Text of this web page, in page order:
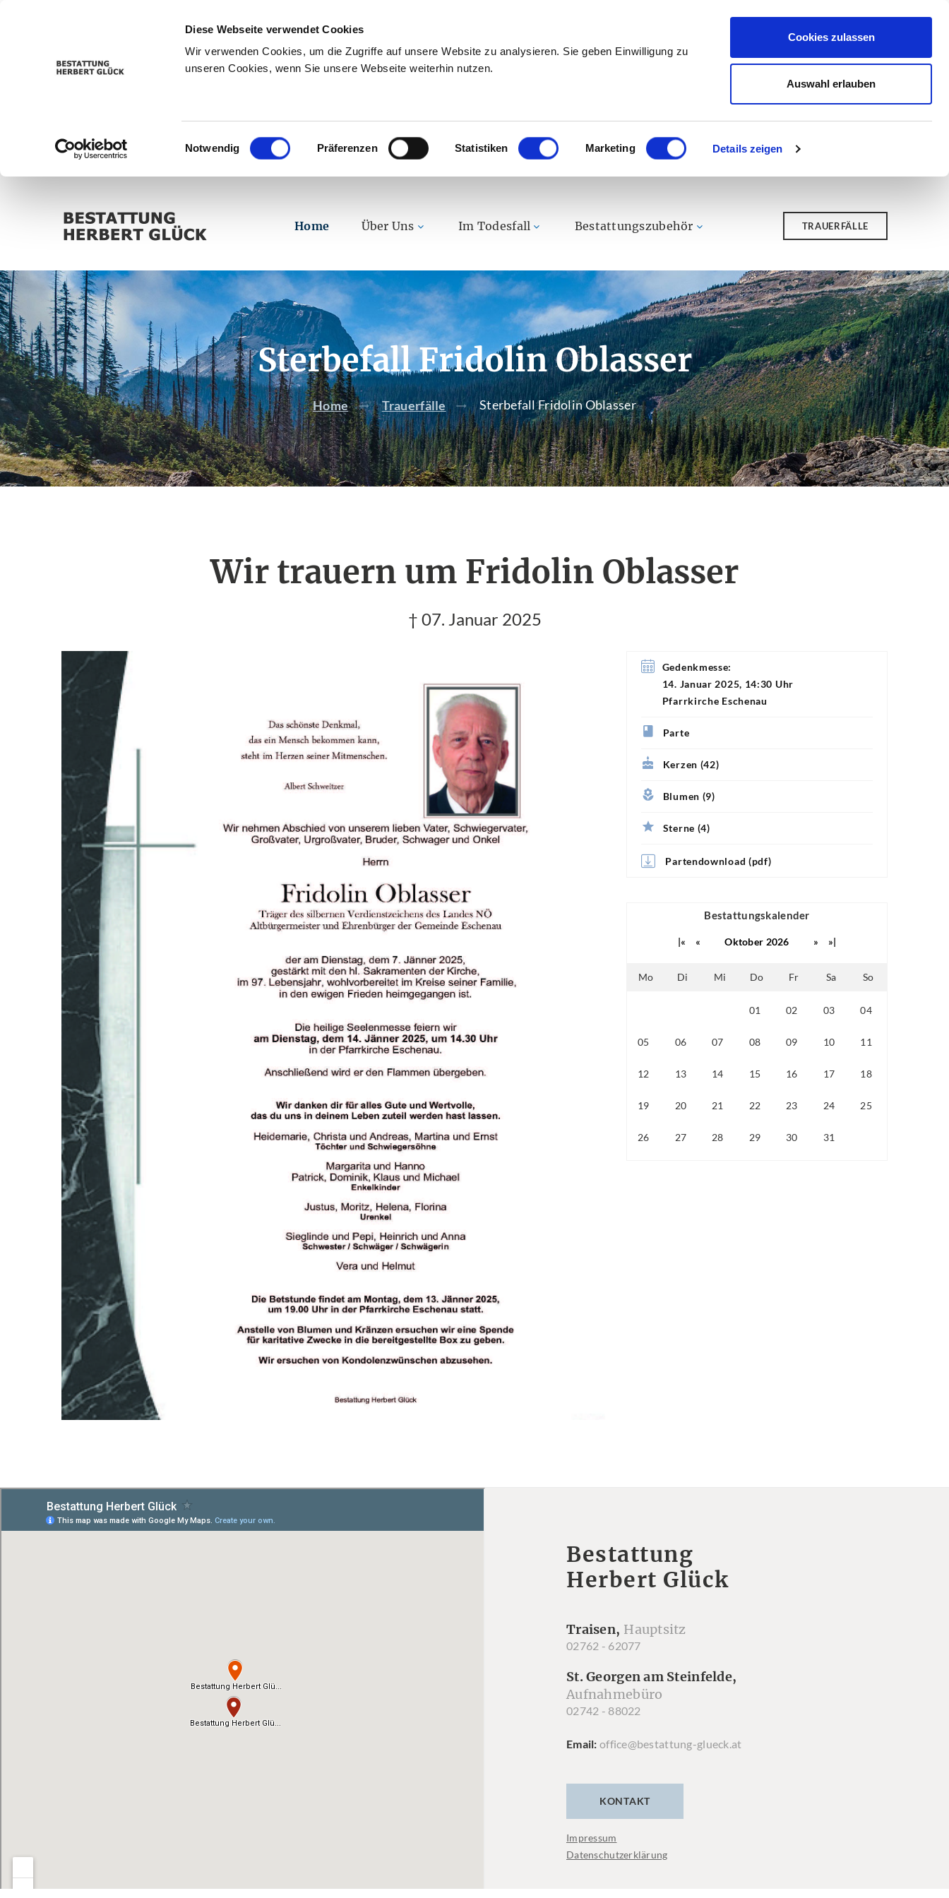
Diese Webseite verwendet Cookies
Wir verwenden Cookies, um die Zugriffe auf unsere Website zu analysieren. Sie geben Einwilligung zu
unseren Cookies, wenn Sie unsere Webseite weiterhin nutzen.
Einwilligungsauswahl
Notwendig Präferenzen Statistiken Marketing Details zeigen
Cookies zulassen
Auswahl erlauben
Home Über Uns Im Todesfall Bestattungszubehör TRAUERFÄLLE
Sterbefall Fridolin Oblasser
Home Trauerfälle Sterbefall Fridolin Oblasser
Wir trauern um Fridolin Oblasser
† 07. Januar 2025
Gedenkmesse:
14. Januar 2025, 14:30 Uhr
Pfarrkirche Eschenau
Parte
Kerzen (42)
Blumen (9)
Sterne (4)
Partendownload (pdf)
Bestattungskalender
|« « Oktober 2026 » »|
Mo Di Mi Do Fr Sa So
01 02 03 04
05 06 07 08 09 10 11
12 13 14 15 16 17 18
19 20 21 22 23 24 25
26 27 28 29 30 31
Bestattung
Herbert Glück
Traisen, Hauptsitz
02762 - 62077
St. Georgen am Steinfelde,
Aufnahmebüro
02742 - 88022
Email office@bestattung-glueck.at
KONTAKT
Impressum
Datenschutzerklärung